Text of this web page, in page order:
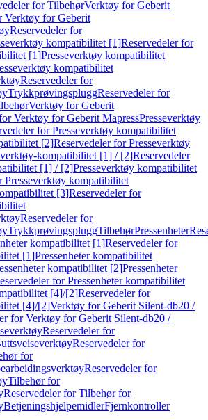
for TilbehørVerktøy for Geberit
Verktøy for Geberit
Reservedeler for
kompatibilitet [1]Reservedeler for
[1]Presseverktøy kompatibilitet
kompatibilitet
Reservedeler for
TrykkprøvingspluggReservedeler for
Verktøy for Geberit
Verktøy for Geberit MapressPresseverktøy
for Presseverktøy kompatibilitet
[2]Reservedeler for Presseverktøy
kompatibilitet [1] / [2]Reservedeler
[1] / [2]Presseverktøy kompatibilitet
Presseverktøy kompatibilitet
[3]Reservedeler for
Reservedeler for
TrykkprøvingspluggTilbehørPressenheter
kompatibilitet [1]Reservedeler for
[1]Pressenheter kompatibilitet
kompatibilitet [2]Pressenheter
for Pressenheter kompatibilitet
[4]/[2]Reservedeler for
[4]/[2]Verktøy for Geberit Silent-db20 /
for Verktøy for Geberit Silent-db20 /
Reservedeler for
Reservedeler for
for
Reservedeler for
Tilbehør for
Reservedeler for Tilbehør for
BetjeningshjelpemidlerFjernkontroller